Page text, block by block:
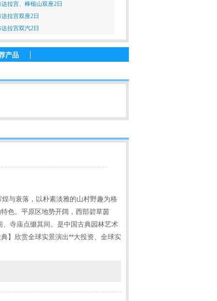
拉宫、棒槌山双座2日
拉宫双座2日
拉宫双汽2日
产品
与衰落，以朴素淡雅的山村野趣为格
色。平原区地势开阔，西部碧草茵
寺庙点缀其间。是中国古典园林艺术
】欣赏全球实景演出**大投资、全球实